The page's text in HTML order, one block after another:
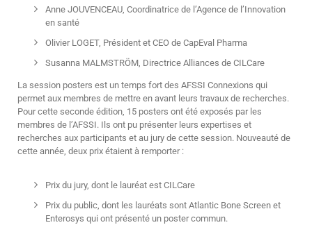
Anne JOUVENCEAU, Coordinatrice de l’Agence de l’Innovation
en santé
Olivier LOGET, Président et CEO de CapEval Pharma
Susanna MALMSTRÖM, Directrice Alliances de CILCare
La session posters est un temps fort des AFSSI Connexions qui
permet aux membres de mettre en avant leurs travaux de recherches.
Pour cette seconde édition, 15 posters ont été exposés par les
membres de l’AFSSI. Ils ont pu présenter leurs expertises et
recherches aux participants et au jury de cette session. Nouveauté de
cette année, deux prix étaient à remporter :
Prix du jury, dont le lauréat est CILCare
Prix du public, dont les lauréats sont Atlantic Bone Screen et
Enterosys qui ont présenté un poster commun.